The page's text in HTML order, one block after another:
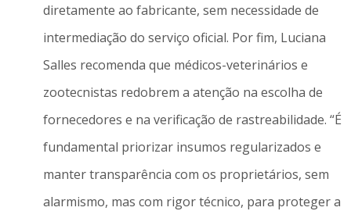
diretamente ao fabricante, sem necessidade de
intermediação do serviço oficial. Por fim, Luciana
Salles recomenda que médicos-veterinários e
zootecnistas redobrem a atenção na escolha de
fornecedores e na verificação de rastreabilidade. “É
fundamental priorizar insumos regularizados e
manter transparência com os proprietários, sem
alarmismo, mas com rigor técnico, para proteger a